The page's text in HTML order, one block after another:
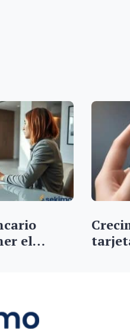
el…